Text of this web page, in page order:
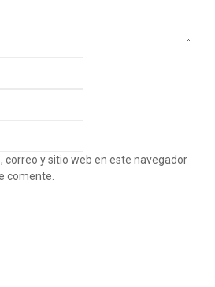
correo y sitio web en este navegador
comente.